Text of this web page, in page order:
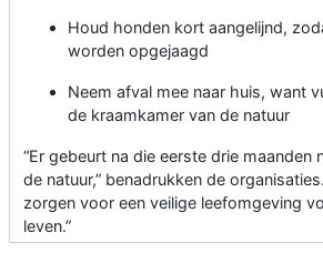
Houd honden kort aangelijnd,
worden opgejaagd
Neem afval mee naar huis, want
de kraamkamer van de natuur
“Er gebeurt na die eerste drie maanden
de natuur,” benadrukken de
zorgen voor een veilige leefomgeving
leven.”